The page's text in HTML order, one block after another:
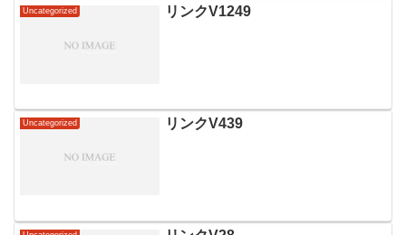
Uncategorized リンクV1249
Uncategorized リンクV439